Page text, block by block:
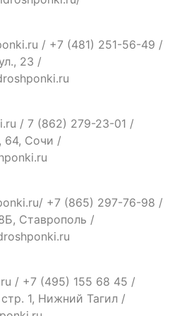
/ +7 (481) 251-56-49 /
23 /
/ 7 (862) 279-23-01 /
64, Сочи /
+7 (865) 297-76-98 /
Ставрополь /
/ +7 (495) 155 68 45 /
1, Нижний Тагил /